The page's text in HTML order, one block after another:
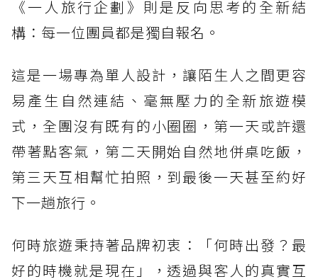
《一人旅行企劃》則是反向思考的全新結
構：每一位團員都是獨自報名。
這是一場專為單人設計，讓陌生人之間更容
易產生自然連結、毫無壓力的全新旅遊模
式，全團沒有既有的小圈圈，第一天或許還
帶著點客氣，第二天開始自然地併桌吃飯，
第三天互相幫忙拍照，到最後一天甚至約好
下一趟旅行。
何時旅遊秉持著品牌初衷：「何時出發？最
好的時機就是現在」，透過與客人的真實互